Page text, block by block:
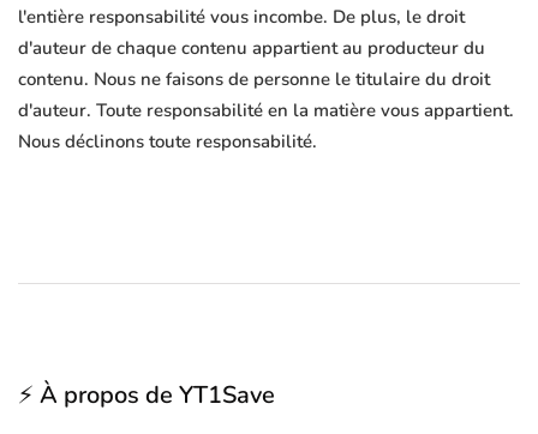
l'entière responsabilité vous incombe. De plus, le droit
d'auteur de chaque contenu appartient au producteur du
contenu. Nous ne faisons de personne le titulaire du droit
d'auteur. Toute responsabilité en la matière vous appartient.
Nous déclinons toute responsabilité.
⚡ À propos de YT1Save